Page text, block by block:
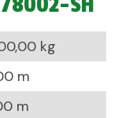
kg
m
m